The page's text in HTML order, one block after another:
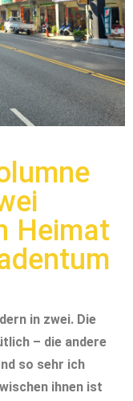
Heimat
in zwei. Die
– die andere
so sehr ich
ihnen ist